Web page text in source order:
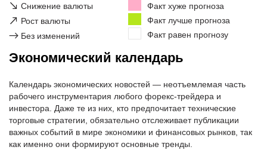
↘ Снижение валюты
↗ Рост валюты
→ Без изменений
Факт хуже прогноза
Факт лучше прогноза
Факт равен прогнозу
Экономический календарь
Календарь экономических новостей — неотъемлемая часть
рабочего инструментария любого форекс-трейдера и
инвестора. Даже те из них, кто предпочитает технические
торговые стратегии, обязательно отслеживает публикации
важных событий в мире экономики и финансовых рынков, так
как именно они формируют основные тренды.